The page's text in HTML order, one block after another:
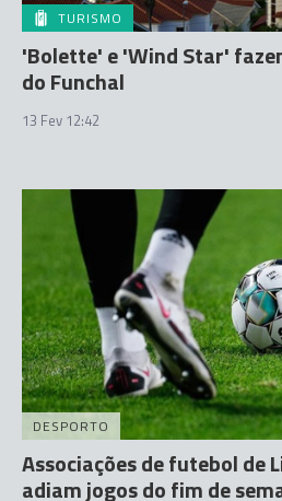
TURISMO
'Bolette' e 'Wind Star'
do Funchal
13 Fev 12:42
DESPORTO
Associações de futebol de
adiam jogos do fim de